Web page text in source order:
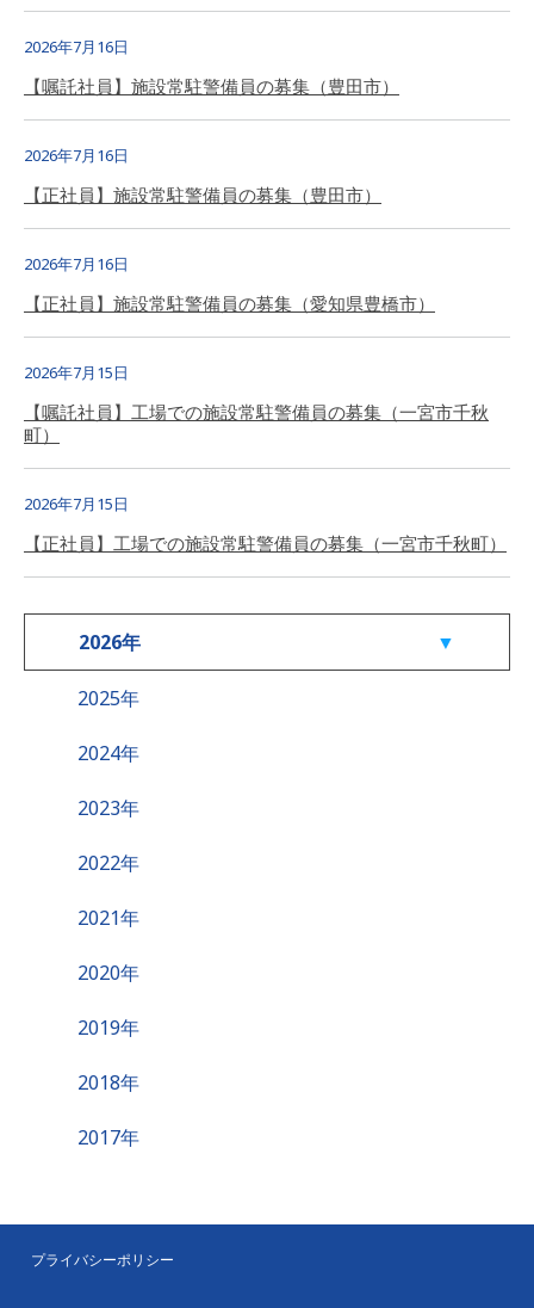
2026年
2025年
2024年
2023年
2022年
2021年
2020年
2019年
2018年
2017年
2026年7月16日
【嘱託社員】施設常駐警備員の募集（豊田市）
2026年7月16日
【正社員】施設常駐警備員の募集（豊田市）
2026年7月16日
【正社員】施設常駐警備員の募集（愛知県豊橋市）
2026年7月15日
【嘱託社員】工場での施設常駐警備員の募集（一宮市千秋
町）
2026年7月15日
【正社員】工場での施設常駐警備員の募集（一宮市千秋町）
プライバシーポリシー